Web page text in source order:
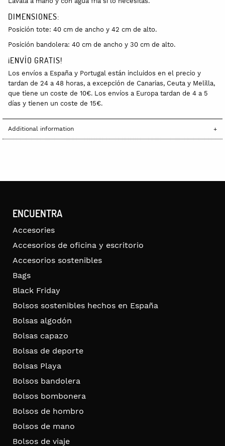
DIMENSIONES:
Posición tote: 40 cm de ancho y 42 cm de alto.
Posición bandolera: 40 cm de ancho y 30 cm de alto.
¡ENVÍO GRATIS!
Los envíos a España y Portugal están incluidos en el precio y
tardan de 24 a 48 horas, a excepción de Canarias, Ceuta y Melilla,
que tiene un coste de 10€. Los envíos a Europa tardan de 4 a 5
días y tienen un coste de 15€.
Additional information
ENCUENTRA
Accesories
Accesorios de oficina y escritorio
Accesorios sostenibles
Bags
Black Friday
Bolsos sostenibles hechos en España
Bolsas algodón
Bolsas capazo
Bolsas de deporte
Bolsas Playa
Bolsos bandolera
Bolsos bombonera
Bolsos de hombro
Bolsos de mano
Bolsos de viaje